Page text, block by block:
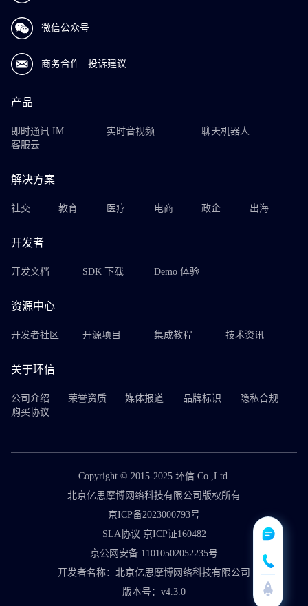
微信公众号
商务合作 投诉建议
产品
即时通讯 IM 实时音视频
聊天机器人
客服云
解决方案
社交 教育 医疗 电商 政企 出海
开发者
开发文档 SDK 下载 Demo 体验
资源中心
开发者社区 开源项目 集成教程 技术资讯
关于环信
公司介绍 荣誉资质 媒体报道 品牌标识
隐私合规
购买协议
Copyright © 2015-2025 环信 Co.,Ltd.
北京亿思摩博网络科技有限公司版权所有
京ICP备2023000793号
SLA协议 京ICP证160482
京公网安备 11010502052235号
开发者名称：北京亿思摩博网络科技有限公司
版本号：v4.3.0